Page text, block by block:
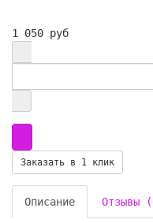
1 050 руб
Заказать в 1 клик
Описание Отзывы